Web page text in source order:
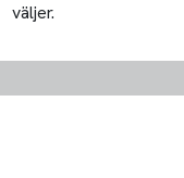
väljer.